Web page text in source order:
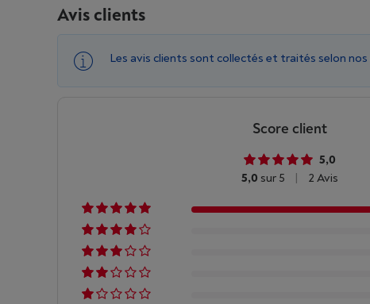
Avis clients
Les avis clients sont collectés et traités selon nos
Score client
5,0
5,0 sur 5 | 2 Avis